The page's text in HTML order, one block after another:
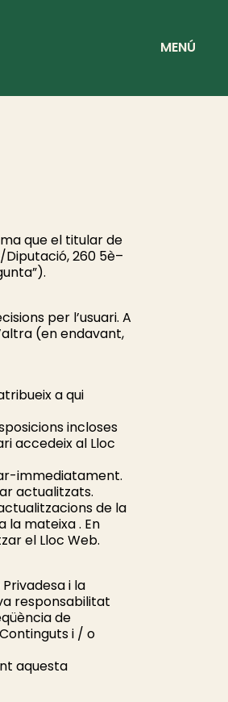
MENÚ
que el titular de
Diputació, 260 5è–
per l’usuari. A
(en endavant,
a qui
incloses
accedeix al Lloc
immediatament.
actualitzats.
de la
la mateixa . En
el Lloc Web.
i la
responsabilitat
de
i / o
aquesta